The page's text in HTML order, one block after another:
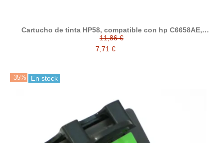
Cartucho de tinta HP58, compatible con hp C6658AE,
tricolor (fotografico)
11,86 €
7,71 €
-35% En stock